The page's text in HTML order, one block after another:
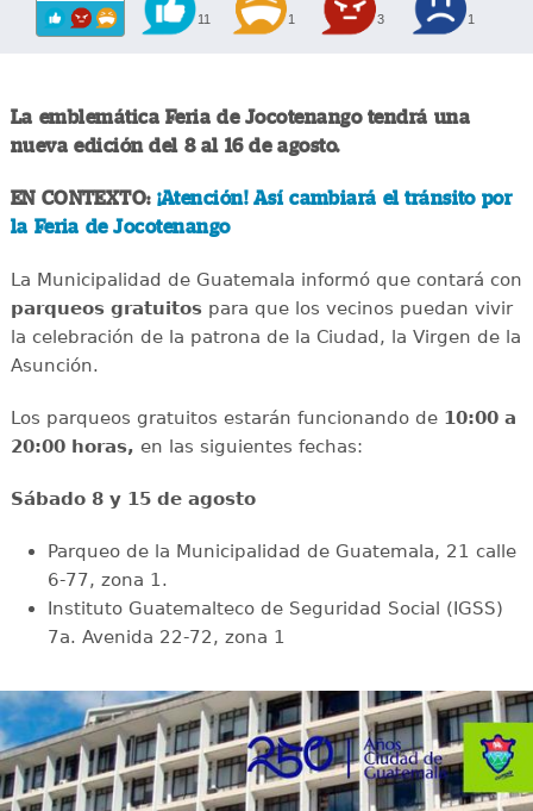
11 1 3 1
La emblemática Feria de Jocotenango tendrá una
nueva edición del 8 al 16 de agosto.
EN CONTEXTO:¡Atención! Así cambiará el tránsito por
la Feria de Jocotenango
La Municipalidad de Guatemala informó que contará con
parqueos gratuitospara que los vecinos puedan vivir
la celebración de la patrona de la Ciudad, la Virgen de la
Asunción.
Los parqueos gratuitos estarán funcionando de 10:00 a
20:00 horas, en las siguientes fechas:
Sábado 8 y 15 de agosto
Parqueo de la Municipalidad de Guatemala, 21 calle
6-77, zona 1.
Instituto Guatemalteco de Seguridad Social (IGSS)
7a. Avenida 22-72, zona 1